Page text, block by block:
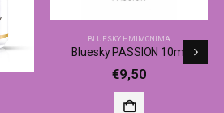
BLUESKY ΗΜΙΜΌΝΙΜΑ
Bluesky PASSION 10ml
€9,50